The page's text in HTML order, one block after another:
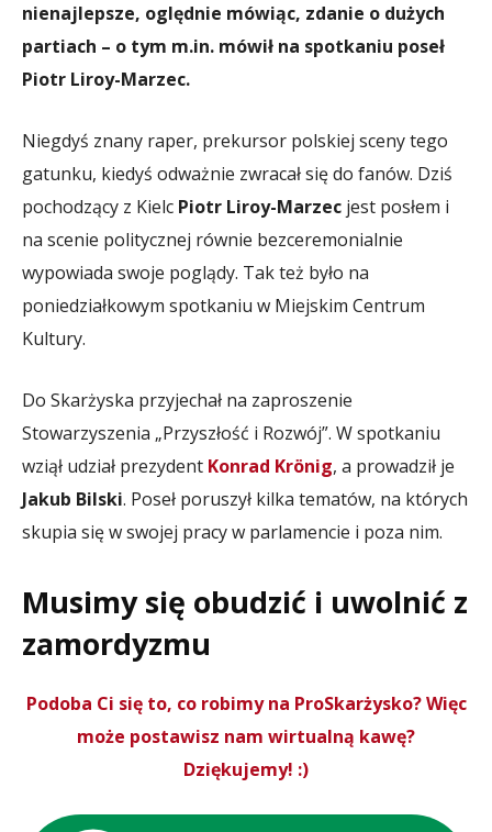
nienajlepsze, oględnie mówiąc, zdanie o dużych
partiach – o tym m.in. mówił na spotkaniu poseł
Piotr Liroy-Marzec.
Niegdyś znany raper, prekursor polskiej sceny tego
gatunku, kiedyś odważnie zwracał się do fanów. Dziś
pochodzący z Kielc Piotr Liroy-Marzec jest posłem i
na scenie politycznej równie bezceremonialnie
wypowiada swoje poglądy. Tak też było na
poniedziałkowym spotkaniu w Miejskim Centrum
Kultury.
Do Skarżyska przyjechał na zaproszenie
Stowarzyszenia „Przyszłość i Rozwój”. W spotkaniu
wziął udział prezydent Konrad Krönig, a prowadził je
Jakub Bilski. Poseł poruszył kilka tematów, na których
skupia się w swojej pracy w parlamencie i poza nim.
Musimy się obudzić i uwolnić z
zamordyzmu
Podoba Ci się to, co robimy na ProSkarżysko? Więc
może postawisz nam wirtualną kawę?
Dziękujemy! :)